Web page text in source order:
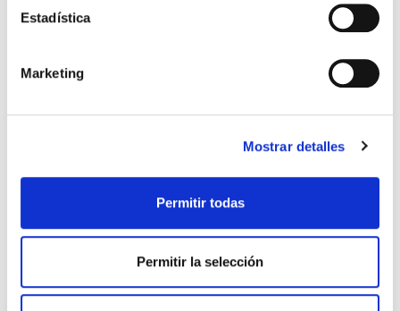
Estadística
Marketing
Mostrar detalles
Permitir todas
Permitir la selección
PRECIO ESPECIAL
JASON 12.75€